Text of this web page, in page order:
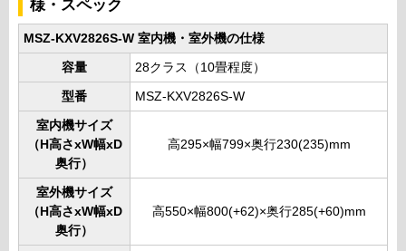
様・スペック
MSZ-KXV2826S-W 室内機・室外機の仕様
容量 28クラス（10畳程度）
型番 MSZ-KXV2826S-W
室内機サイズ
（H高さxW幅xD
奥行）
高295×幅799×奥行230(235)mm
室外機サイズ
（H高さxW幅xD
奥行）
高550×幅800(+62)×奥行285(+60)mm